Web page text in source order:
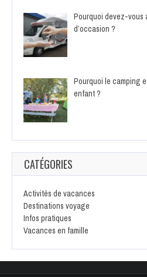
Pourquoi devez-
d’occasion ?
Pourquoi le camping
enfant ?
CATÉGORIES
Activités de vacances
Destinations voyage
Infos pratiques
Vacances en famille